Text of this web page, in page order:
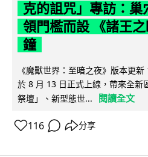
克的詛咒」專訪：巢
領門檻而設 《諸王
鐘
《魔獸世界：至暗之夜》版本更
於 8 月 13 日正式上線，帶來全新
祭壇」、新型態世...
閱讀全文
116 分享